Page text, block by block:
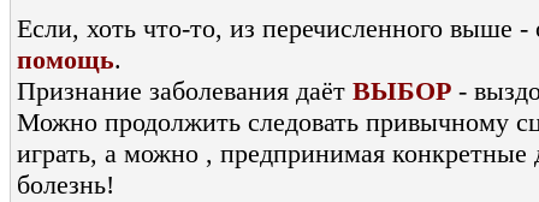
Если, хоть что-то, из перечисленного выше -
помощь.
Признание заболевания даёт ВЫБОР -
Можно продолжить следовать привычному
играть, а можно , предпринимая конкретные
болезнь!